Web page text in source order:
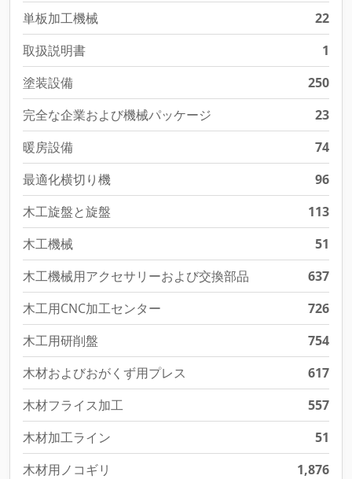
単板加工機械
22
取扱説明書
1
塗装設備
250
完全な企業および機械パッケージ
23
暖房設備
74
最適化横切り機
96
木工旋盤と旋盤
113
木工機械
51
木工機械用アクセサリーおよび交換部品
637
木工用CNC加工センター
726
木工用研削盤
754
木材およびおがくず用プレス
617
木材フライス加工
557
木材加工ライン
51
木材用ノコギリ
1,876